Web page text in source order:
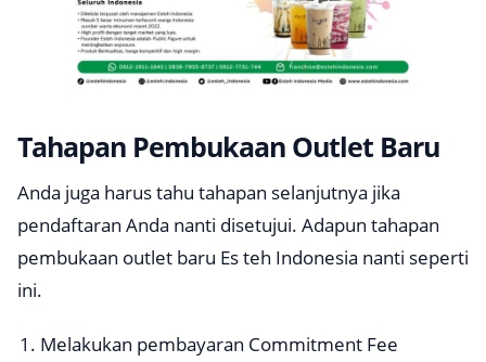
Tahapan Pembukaan Outlet Baru
Anda juga harus tahu tahapan selanjutnya jika
pendaftaran Anda nanti disetujui. Adapun tahapan
pembukaan outlet baru Es teh Indonesia nanti seperti
ini.
Melakukan pembayaran Commitment Fee